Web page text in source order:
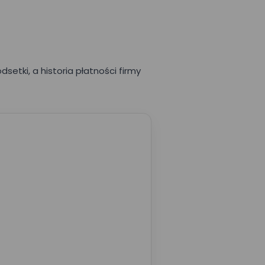
a historia płatności firmy